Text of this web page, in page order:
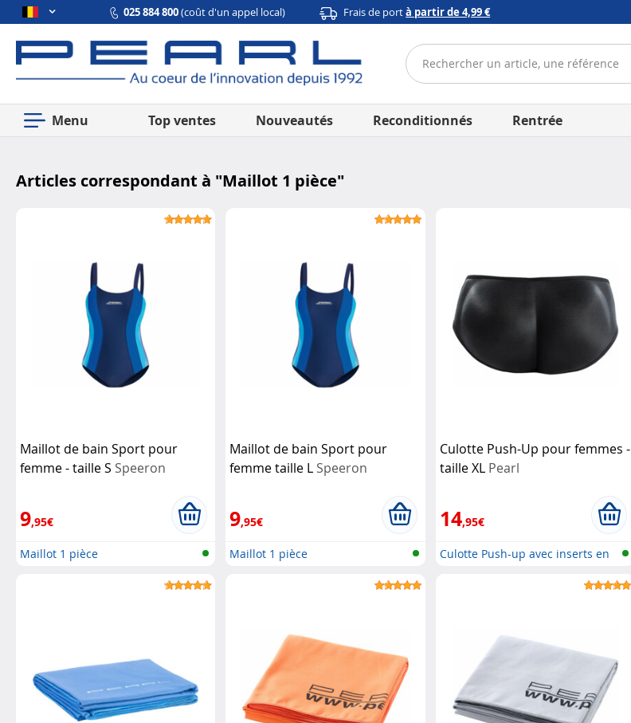
025 884 800(coût d'un appel local) Frais de portà partir de 4,99 €
Menu Top ventes Nouveautés Reconditionnés Rentrée
Articles correspondant à "Maillot 1 pièce"
Maillot de bain Sport pour
femme - taille S Speeron
9,95€
Maillot 1 pièce
Maillot de bain Sport pour
femme taille L Speeron
9,95€
Maillot 1 pièce
Culotte Push-Up pour femmes -
taille XL Pearl
14,95€
Culotte Push-up avec inserts en